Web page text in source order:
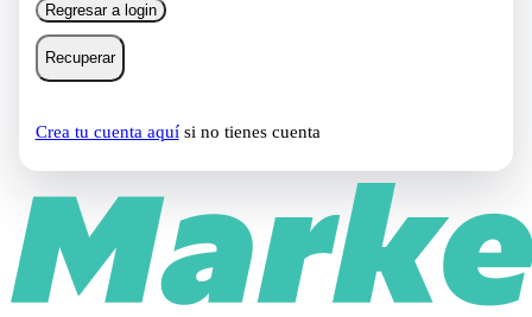
Regresar a login
Recuperar
Crea tu cuenta aquísi no tienes cuenta